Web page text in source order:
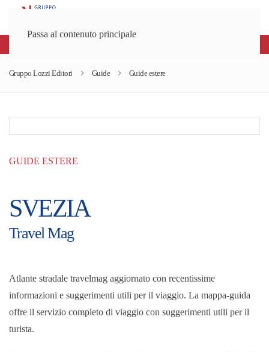
Passa al contenuto principale
Gruppo Lozzi Editori Guide Guide estere
GUIDE ESTERE
SVEZIA
Travel Mag
Atlante stradale travelmag aggiornato con recentissime
informazioni e suggerimenti utili per il viaggio. La mappa-guida
offre il servizio completo di viaggio con suggerimenti utili per il
turista.